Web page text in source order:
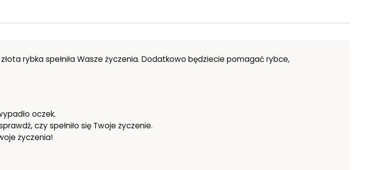
rybka spełniła Wasze życzenia. Dodatkowo będziecie pomagać rybce,
oczek.
czy spełniło się Twoje życzenie.
życzenia!